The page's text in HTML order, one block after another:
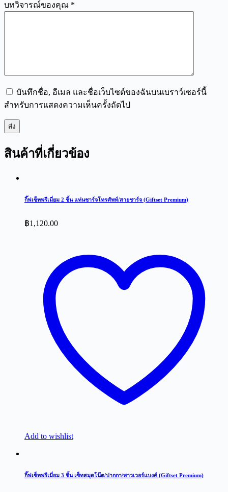
บทวิจารณ์ของคุณ *
บันทึกชื่อ, อีเมล และชื่อเว็บไซต์ของฉันบนเบราว์เซอร์นี้
สำหรับการแสดงความเห็นครั้งถัดไป
ส่ง
สินค้าที่เกี่ยวข้อง
กิ๊ฟเซ็ทพรีเมี่ยม 2 ชิ้น แท่นชาร์จโทรศัพท์/สายชาร์จ (Giftset Premium)
฿1,120.00
Add to wishlist
กิ๊ฟเซ็ทพรีเมี่ยม 3 ชิ้น เซ็ทสมุดโน๊ต/ปากกา/พาวเวอร์แบงค์ (Giftset Premium)